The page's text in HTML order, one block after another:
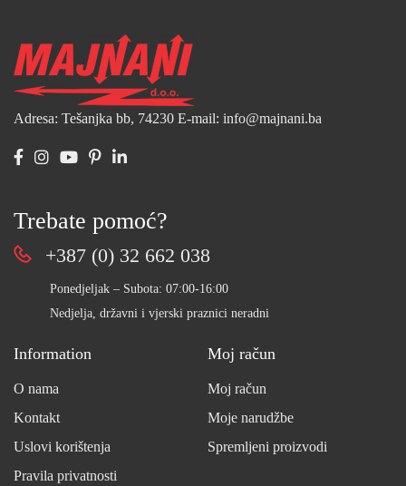
Adresa: Tešanjka bb, 74230 E-mail: info@majnani.ba
Trebate pomoć?
+387 (0) 32 662 038
Ponedjeljak – Subota: 07:00-16:00
Nedjelja, državni i vjerski praznici neradni
Information
O nama
Kontakt
Uslovi korištenja
Pravila privatnosti
Moj račun
Moj račun
Moje narudžbe
Spremljeni proizvodi